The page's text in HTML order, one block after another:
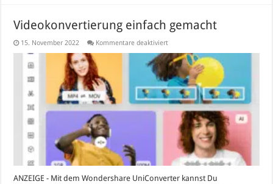
Videokonvertierung einfach gemacht
15. November 2022 Kommentare deaktiviertfür
einfach
gemacht
ANZEIGE - Mit dem Wondershare UniConverter kannst Du